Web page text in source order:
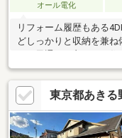
オール電化
リフォーム履歴もある
どしっかりと収納を兼ね
談お待ちしております！
東京都あきる